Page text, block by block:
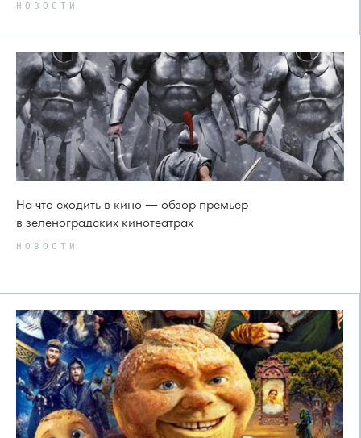
НОВОСТИ
На что сходить в кино — обзор премьер
в зеленоградских кинотеатрах
НОВОСТИ